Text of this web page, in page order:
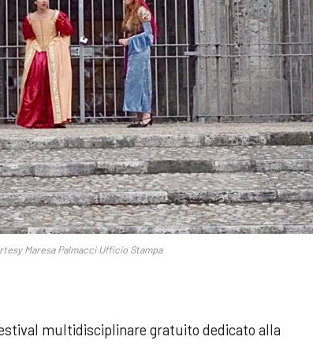
Maresa Palmacci Ufficio Stampa
multidisciplinare gratuito dedicato alla